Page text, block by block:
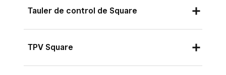
Tauler de control de Square
Inicia la sessió al Tauler de control de
TPV Square